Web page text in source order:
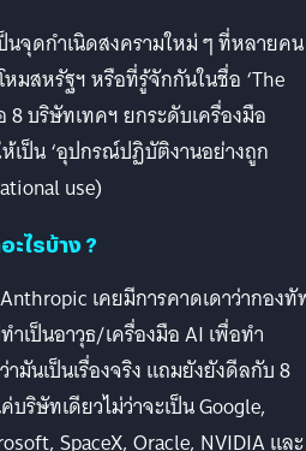
นจุดกำเนิดสงครามใหม่ ๆ ที่หลายคน
หมสหรัฐฯ หรือที่รู้จักกันในชื่อ ‘The
8 บริษัทเทคฯ ยกระดับเครื่องมือ
เป็น ‘อุปกรณ์ปฏิบัติงานอย่างถูก
use)
ไรบ้าง ?
เคยมีการคาดเดาว่ากอง
ำเป็นอาวุธ/เครื่องมือ AI เพื่อทำ
มันเป็นเรื่องจริง แถมยังยังดีลกับ 8
ริษัทเดียวไม่ว่าจะเป็น Google,
SpaceX, Oracle, NVIDIA และ